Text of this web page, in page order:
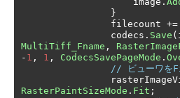
}
filecount +=
codecs . Save (
MultiTiff_Fname ,
- 1 , 1 , CodecsSavePageMode .
// ビューワを
RasterPaintSizeMode . Fit ;